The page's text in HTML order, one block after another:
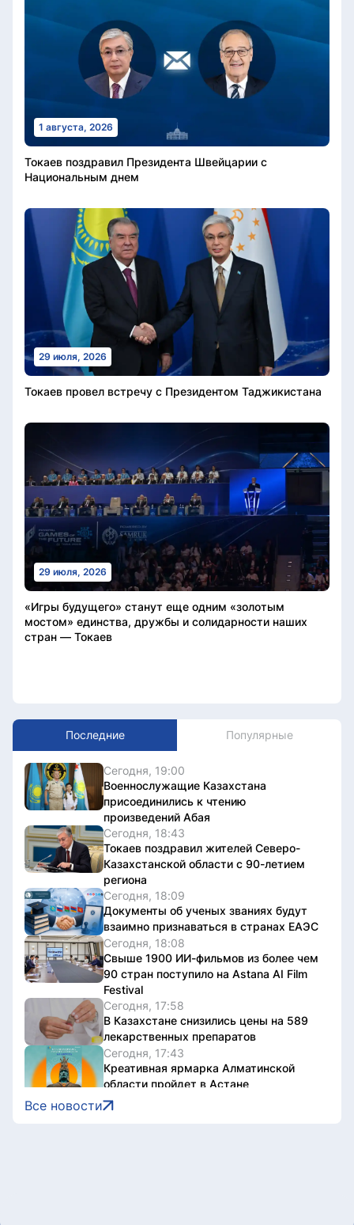
1 августа, 2026
Токаев поздравил Президента Швейцарии с
Национальным днем
29 июля, 2026
Токаев провел встречу с Президентом Таджикистана
29 июля, 2026
«Игры будущего» станут еще одним «золотым
мостом» единства, дружбы и солидарности наших
стран — Токаев
Последние Популярные
Сегодня, 19:00
Военнослужащие Казахстана
присоединились к чтению
произведений Абая
Сегодня, 18:43
Токаев поздравил жителей Северо-
Казахстанской области с 90-летием
региона
Сегодня, 18:09
Документы об ученых званиях будут
взаимно признаваться в странах ЕАЭС
Сегодня, 18:08
Свыше 1900 ИИ-фильмов из более чем
90 стран поступило на Astana AI Film
Festival
Сегодня, 17:58
В Казахстане снизились цены на 589
лекарственных препаратов
Сегодня, 17:43
Креативная ярмарка Алматинской
области пройдет в Астане
Сегодня, 17:35
Легендарные игры и рыцари из
Все новости